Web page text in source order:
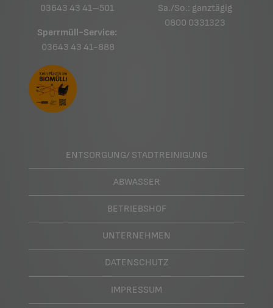
03643 43 41–501
Sperrmüll-Service:
03643 43 41-888
Sa./So.: ganztägig
0800 0331323
ENTSORGUNG/ STADTREINIGUNG
ABWASSER
BETRIEBSHOF
UNTERNEHMEN
DATENSCHUTZ
IMPRESSUM